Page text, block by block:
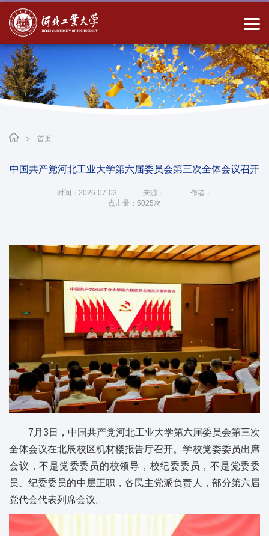
首页
中国共产党河北工业大学第六届委员会第三次全体会议召开
时间：2026-07-03 来源：
作者：
点击量： 5025次
7月3日，中国共产党河北工业大学第六届委员会第三次
全体会议在北辰校区机材楼报告厅召开。学校党委委员出席
会议，不是党委委员的校领导，校纪委委员，不是党委委
员、纪委委员的中层正职，各民主党派负责人，部分第六届
党代会代表列席会议。